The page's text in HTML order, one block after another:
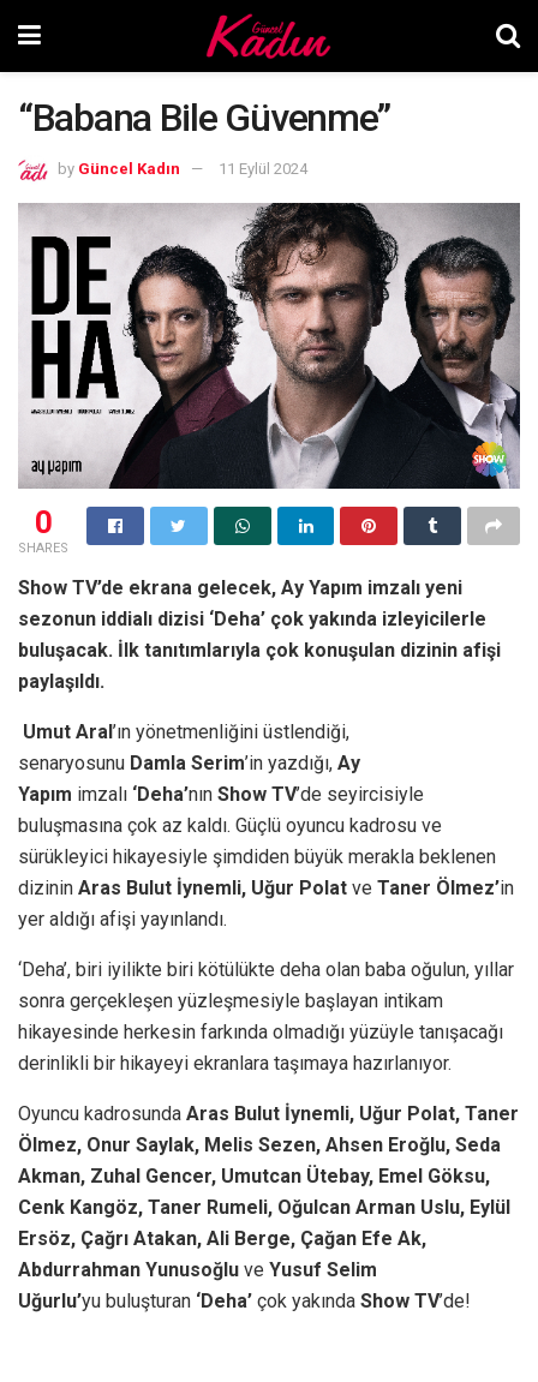
“Babana Bile Güvenme”
by Güncel Kadın 11 Eylül 2024
0
SHARES
Show TV’de ekrana gelecek, Ay Yapım imzalı yeni
sezonun iddialı dizisi ‘Deha’ çok yakında izleyicilerle
buluşacak. İlk tanıtımlarıyla çok konuşulan dizinin afişi
paylaşıldı.
Umut Aral ’ın yönetmenliğini üstlendiği,
senaryosunu Damla Serim’in yazdığı, Ay
Yapım imzalı ‘Deha’nın Show TV’de seyircisiyle
buluşmasına çok az kaldı. Güçlü oyuncu kadrosu ve
sürükleyici hikayesiyle şimdiden büyük merakla beklenen
dizinin Aras Bulut İynemli, Uğur Polat ve Taner Ölmez’in
yer aldığı afişi yayınlandı.
‘Deha’, biri iyilikte biri kötülükte deha olan baba oğulun, yıllar
sonra gerçekleşen yüzleşmesiyle başlayan intikam
hikayesinde herkesin farkında olmadığı yüzüyle tanışacağı
derinlikli bir hikayeyi ekranlara taşımaya hazırlanıyor.
Oyuncu kadrosunda Aras Bulut İynemli, Uğur Polat, Taner
Ölmez, Onur Saylak, Melis Sezen, Ahsen Eroğlu, Seda
Akman, Zuhal Gencer, Umutcan Ütebay, Emel Göksu,
Cenk Kangöz, Taner Rumeli, Oğulcan Arman Uslu, Eylül
Ersöz, Çağrı Atakan, Ali Berge, Çağan Efe Ak,
Abdurrahman Yunusoğlu ve Yusuf Selim
Uğurlu’yu buluşturan ‘Deha’ çok yakında Show TV’de!